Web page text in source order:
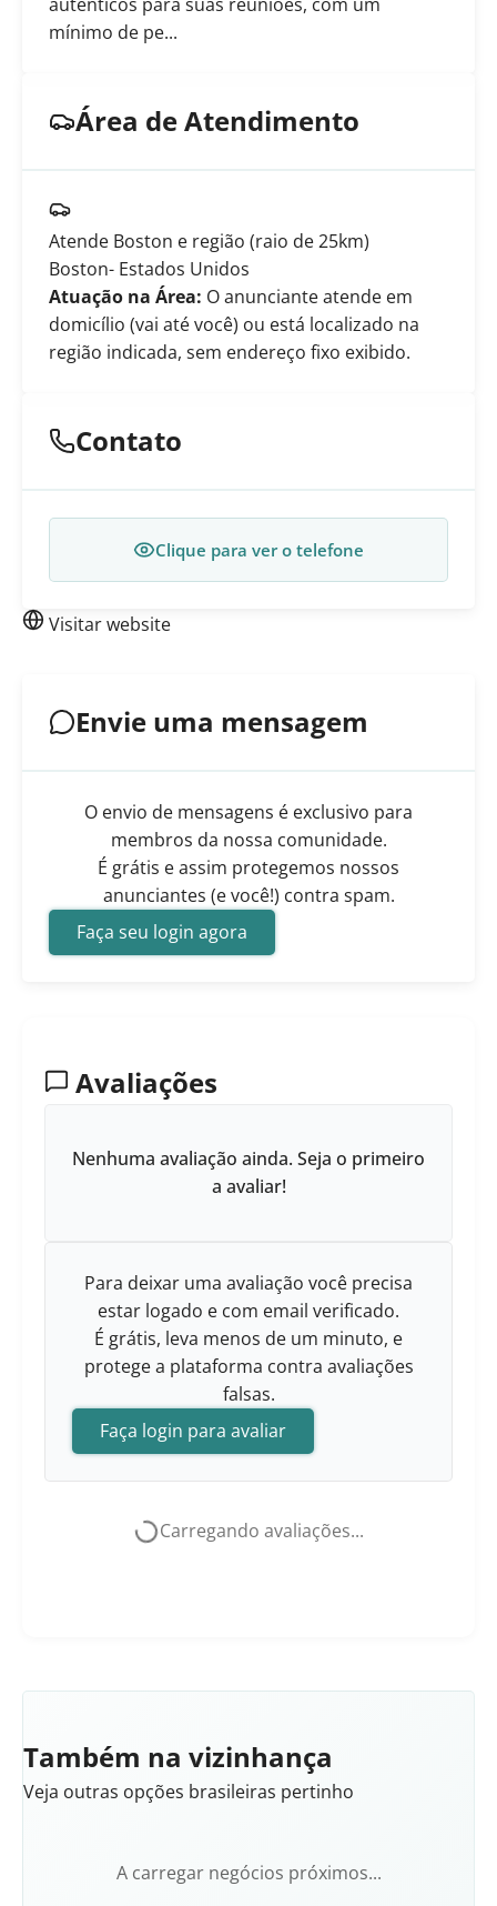
mínimo de pe...
Área de Atendimento
Atende Boston e região (raio de 25km)
Boston- Estados Unidos
Atuação na Área: O anunciante atende em
domicílio (vai até você) ou está localizado na
região indicada, sem endereço fixo exibido.
Contato
Clique para ver o telefone
Visitar website
Envie uma mensagem
O envio de mensagens é exclusivo para
membros da nossa comunidade.
É grátis e assim protegemos nossos
anunciantes (e você!) contra spam.
Faça seu login agora
Avaliações
Nenhuma avaliação ainda. Seja o primeiro
a avaliar!
Para deixar uma avaliação você precisa
estar logado e com email verificado.
É grátis, leva menos de um minuto, e
protege a plataforma contra avaliações
falsas.
Faça login para avaliar
Carregando avaliações...
Também na vizinhança
Veja outras opções brasileiras pertinho
A carregar negócios próximos...